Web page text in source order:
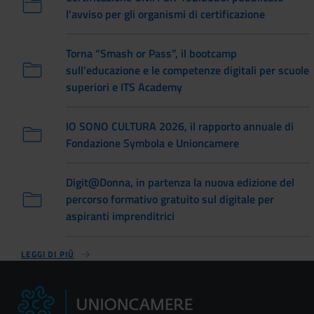
l'avviso per gli organismi di certificazione
Torna “Smash or Pass”, il bootcamp
sull’educazione e le competenze digitali per scuole
superiori e ITS Academy
IO SONO CULTURA 2026, il rapporto annuale di
Fondazione Symbola e Unioncamere
Digit@Donna, in partenza la nuova edizione del
percorso formativo gratuito sul digitale per
aspiranti imprenditrici
LEGGI DI PIÙ